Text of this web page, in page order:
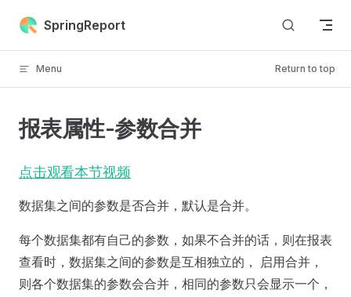
Skip to content
SpringReport
Menu Return to top
报表属性-参数合并
点击观看本节视频
数据集之间的参数是否合并，默认是合并。
每个数据集都有自己的参数，如果不合并的话，则在报表
查看时，数据集之间的参数是互相独立的， 启用合并，
则各个数据集的参数会合并，相同的参数只会显示一个，